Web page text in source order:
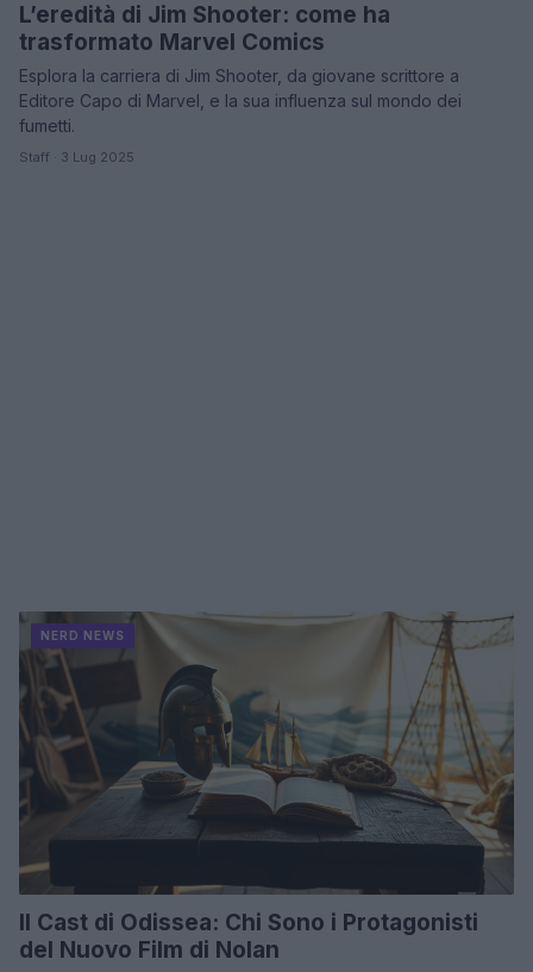
L’eredità di Jim Shooter: come ha
trasformato Marvel Comics
Esplora la carriera di Jim Shooter, da giovane scrittore a
Editore Capo di Marvel, e la sua influenza sul mondo dei
fumetti.
Staff · 3 Lug 2025
NERD NEWS
Il Cast di Odissea: Chi Sono i Protagonisti
del Nuovo Film di Nolan